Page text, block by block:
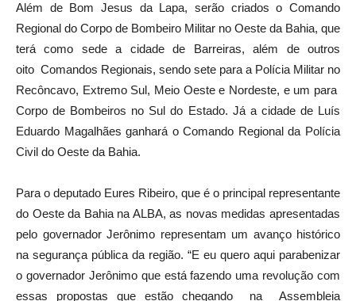
Além de Bom Jesus da Lapa, serão criados o Comando
Regional do Corpo de Bombeiro Militar no Oeste da Bahia, que
terá como sede a cidade de Barreiras, além de outros
oito Comandos Regionais, sendo sete para a Polícia Militar no
Recôncavo, Extremo Sul, Meio Oeste e Nordeste, e um para
Corpo de Bombeiros no Sul do Estado. Já a cidade de Luís
Eduardo Magalhães ganhará o Comando Regional da Polícia
Civil do Oeste da Bahia.
Para o deputado Eures Ribeiro, que é o principal representante
do Oeste da Bahia na ALBA, as novas medidas apresentadas
pelo governador Jerônimo representam um avanço histórico
na segurança pública da região. “E eu quero aqui parabenizar
o governador Jerônimo que está fazendo uma revolução com
essas propostas que estão chegando na Assembleia